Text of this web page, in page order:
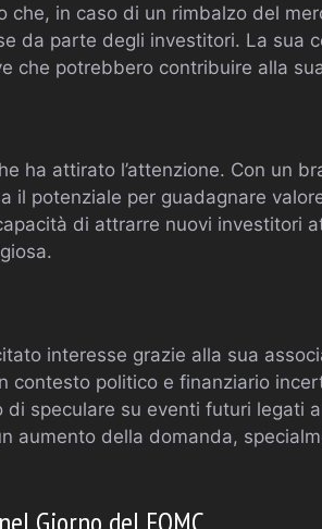
che, in caso di un rimbalzo del
da parte degli investitori. La sua
che potrebbero contribuire alla
ha attirato l’attenzione. Con un
il potenziale per guadagnare
di attrarre nuovi investitori
interesse grazie alla sua
contesto politico e finanziario
speculare su eventi futuri legati
aumento della domanda,